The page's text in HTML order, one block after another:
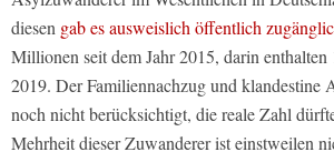
diesen gab es ausweislich öffentlich
Millionen seit dem Jahr 2015, darin
2019. Der Familiennachzug und klandestine
noch nicht berücksichtigt, die reale Zahl
Mehrheit dieser Zuwanderer ist einstweilen